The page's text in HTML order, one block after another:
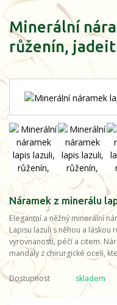
Minerální
růženín, jadeit
Náramek z minerálu
Elegantní a něžný minerální
Lapisu lazuli s něhou a
vyrovnaností, péčí a citem.
mandaly z chirurgické oceli,
Dostupnost skladem